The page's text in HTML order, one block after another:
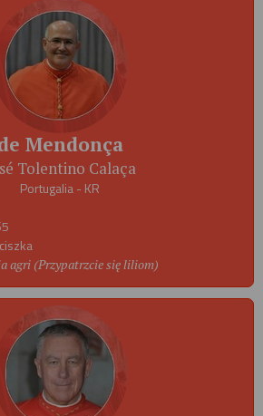
Mendonça
Tolentino Calaça
Portugalia - KR
agri (Przypatrzcie się liliom)